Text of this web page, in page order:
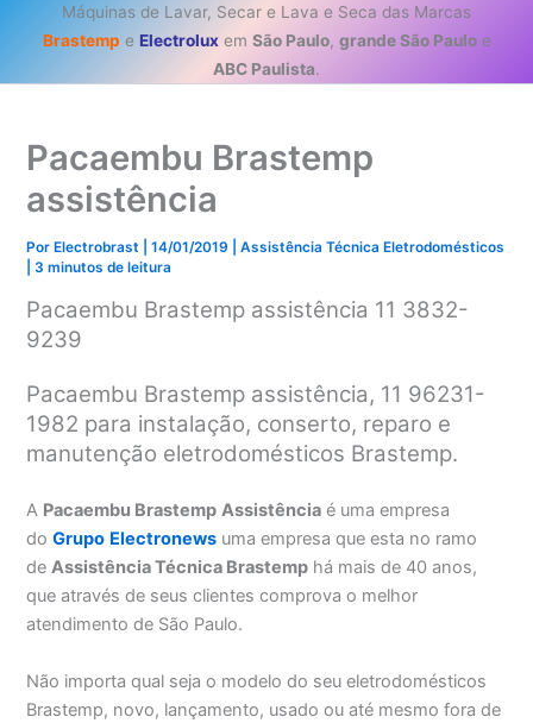
Máquinas de Lavar, Secar e Lava e Seca das Marcas
Brastemp e Electroluxem São Paulo, grande São Pauloe
ABC Paulista.
Pacaembu Brastemp
assistência
Por Electrobrast |14/01/2019 |Assistência Técnica Eletrodomésticos
|3 minutos de leitura
Pacaembu Brastemp assistência 11 3832-
9239
Pacaembu Brastemp assistência, 11 96231-
1982 para instalação, conserto, reparo e
manutenção eletrodomésticos Brastemp.
A Pacaembu Brastemp Assistência é uma empresa
doGrupo Electronews uma empresa que esta no ramo
deAssistência Técnica Brastemp há mais de 40 anos,
que através de seus clientes comprova o melhor
atendimento de São Paulo.
Não importa qual seja o modelo do seu eletrodomésticos
Brastemp, novo, lançamento, usado ou até mesmo fora de